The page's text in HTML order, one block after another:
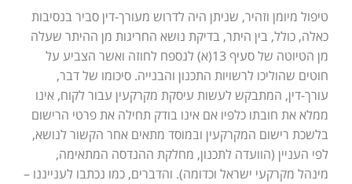
טיפול מיומן וזהיר, שניתן היה לדרוש מעורך-דין סביר בנסיבות
כאלה, כולל, בין היתר, בדיקת נושא החריגות מן ההיתר שעלה
מן הטיוטה של סעיף 13(א) לנספח לחוזה ואשר הצביע על
חוטים שהוליכו לרשויות התכנון והבנייה. סיכומו של דבר,
עורך-דין, המתבקש לעשות עיסקת מקרקעין עבור לקוח, אינו
ממלא את חובתו כלפיו אם אינו בודק תחילה את פרטי הרישום
בלשכת רישום המקרקעין ובמוסד מתאים אחר הקשור לנושא,
לפי העניין (הוועדה לתכנון, מחלקת ההנדסה המתאימה,
מינהל מקרקעי ישראל וכדומה). והדברים, כמו נכתבו לענייננו –